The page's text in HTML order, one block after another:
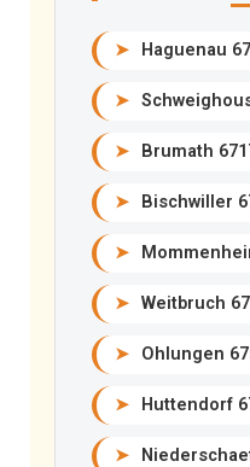
➤ Haguenau
➤
➤ Brumath
➤ Bischwiller
➤
➤ Weitbruch
➤ Ohlungen
➤ Huttendorf
➤